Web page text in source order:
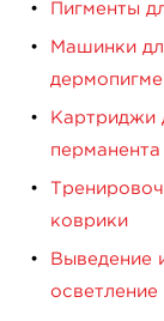
Пигменты
Машинки
Картриджи
перманента
коврики
Выведение
осветление